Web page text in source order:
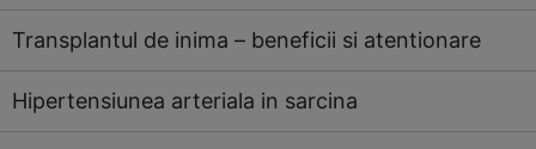
Transplantul de inima – beneficii si atentionare
Hipertensiunea arteriala in sarcina